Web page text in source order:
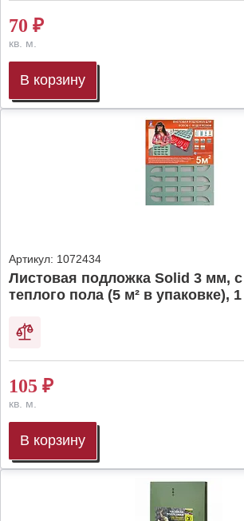
70 ₽
кв. м.
В корзину
Артикул: 1072434
Листовая подложка Solid 3 мм,
теплого пола (5 м² в упаковке),
105 ₽
кв. м.
В корзину